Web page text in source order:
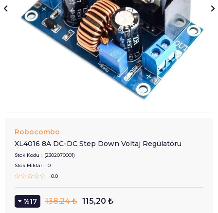
Robocombo
XL4016 8A DC-DC Step Down Voltaj Regülatörü
Stok Kodu
(2302070001)
Stok Miktarı : 0
0.0
17 138,24 ₺ 115,20 ₺